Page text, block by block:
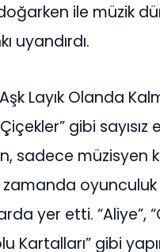
ile müzik
uyandırdı.
Layık Olanda
gibi sayısız
sadece müzisyen
zamanda
yer etti. “Aliye”,
Kartalları” gibi